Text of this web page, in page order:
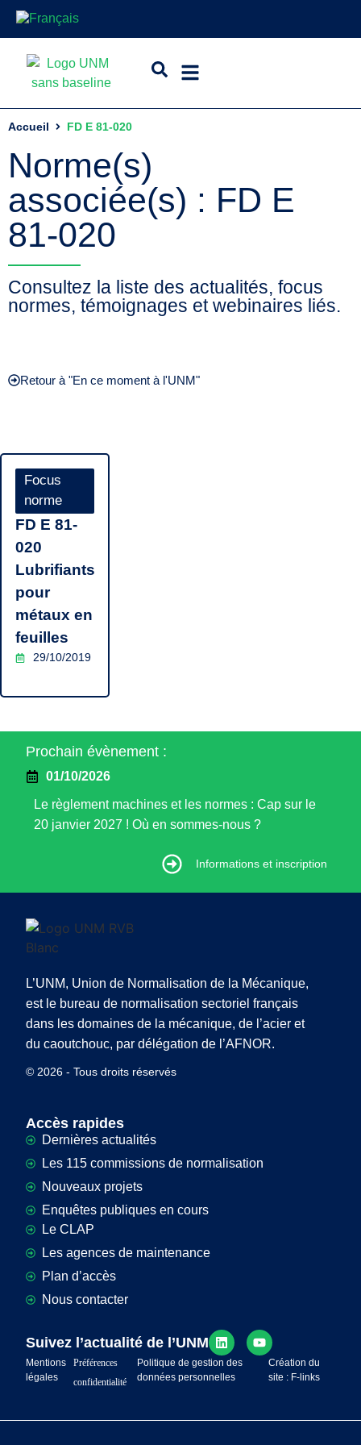
Accueil FD E 81-020
Norme(s)
associée(s) : FD E
81-020
Consultez la liste des actualités, focus
normes, témoignages et webinaires liés.
Retour à "En ce moment à l'UNM"
Focus
norme
FD E 81-
020
Lubrifiants
pour
métaux en
feuilles
29/10/2019
Prochain évènement :
01/10/2026
Le règlement machines et les normes : Cap sur le
20 janvier 2027 ! Où en sommes-nous ?
Informations et inscription
L’UNM, Union de Normalisation de la Mécanique,
est le bureau de normalisation sectoriel français
dans les domaines de la mécanique, de l’acier et
du caoutchouc, par délégation de l’AFNOR.
© 2026 - Tous droits réservés
Accès rapides
Dernières actualités
Les 115 commissions de normalisation
Nouveaux projets
Enquêtes publiques en cours
Le CLAP
Les agences de maintenance
Plan d’accès
Nous contacter
Suivez l’actualité de l’UNM
Mentions
légales
Préférences
confidentialité
Politique de gestion des
données personnelles
Création du
site : F-links